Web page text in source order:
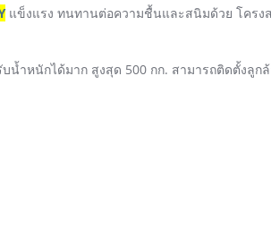
แข็งแรง ทนทานต่อความชื้นและสนิมด้วย โครง
น้ำหนักได้มาก สูงสุด 500 กก. สามารถติดตั้งลูก